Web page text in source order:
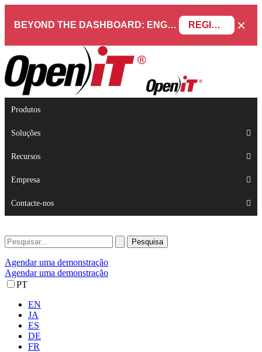
BEYOND THE DASHBOARD: ENGINEERING SOFTWARE IN SERVICENOW WEBINAR REGISTAR AGORA ×
Produtos
Soluções
Recursos
Empresa
Contacte-nos
Agendar uma demonstração
Agendar uma demonstração
PT
EN
JA
ES
DE
FR